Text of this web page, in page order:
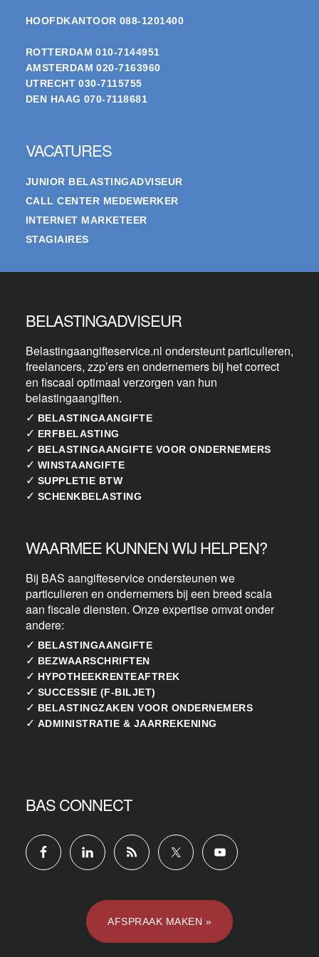
HOOFDKANTOOR 088-1201400
ROTTERDAM 010-7144951
AMSTERDAM 020-7163960
UTRECHT 030-7115755
DEN HAAG 070-7118681
VACATURES
JUNIOR BELASTINGADVISEUR
CALL CENTER MEDEWERKER
INTERNET MARKETEER
STAGIAIRES
BELASTINGADVISEUR
Belastingaangifteservice.nl ondersteunt particulieren,
freelancers, zzp’ers en ondernemers bij het correct
en fiscaal optimaal verzorgen van hun
belastingaangiften.
✓ BELASTINGAANGIFTE
✓ ERFBELASTING
✓ BELASTINGAANGIFTE VOOR ONDERNEMERS
✓ WINSTAANGIFTE
✓ SUPPLETIE BTW
✓ SCHENKBELASTING
WAARMEE KUNNEN WIJ HELPEN?
Bij BAS aangifteservice ondersteunen we
particulieren en ondernemers bij een breed scala
aan fiscale diensten. Onze expertise omvat onder
andere:
✓ BELASTINGAANGIFTE
✓ BEZWAARSCHRIFTEN
✓ HYPOTHEEKRENTEAFTREK
✓ SUCCESSIE (F-BILJET)
✓ BELASTINGZAKEN VOOR ONDERNEMERS
✓ ADMINISTRATIE & JAARREKENING
BAS CONNECT
AFSPRAAK MAKEN »